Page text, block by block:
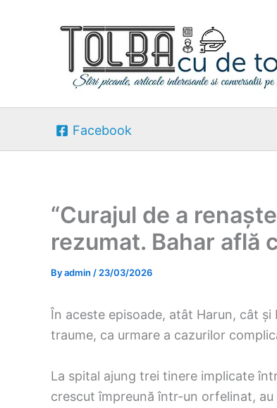
Facebook
“Curajul de a
rezumat. Bahar află
Byadmin / 23/03/2026
În aceste episoade, atât Harun, cât
traume, ca urmare a cazurilor
La spital ajung trei tinere implicate
crescut împreună într-un orfelinat,